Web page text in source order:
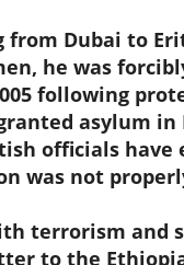
Dubai to
he was
following
asylum
officials have
was not
terrorism and
to the